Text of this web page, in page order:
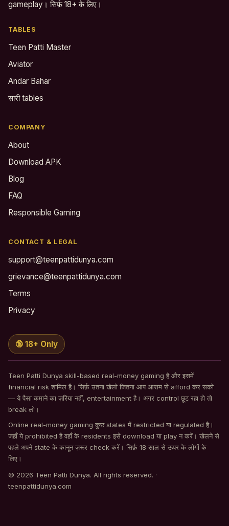
gameplay। सिर्फ़ 18+ के लिए।
TABLES
Teen Patti Master
Aviator
Andar Bahar
सारी tables
COMPANY
About
Download APK
Blog
FAQ
Responsible Gaming
CONTACT & LEGAL
support@teenpattidunya.com
grievance@teenpattidunya.com
Terms
Privacy
🔞 18+ Only
Teen Patti Dunya skill-based real-money gaming है और इसमें
financial risk शामिल है। सिर्फ़ उतना खेलो जितना आप आराम से afford कर सको
— ये पैसा कमाने का ज़रिया नहीं, entertainment है। अगर control छूट रहा हो तो
break लो।
Online real-money gaming कुछ states में restricted या regulated है।
जहाँ ये prohibited है वहाँ के residents इसे download या play न करें। खेलने से
पहले अपने state के कानून ज़रूर check करें। सिर्फ़ 18 साल से ऊपर के लोगों के
लिए।
© 2026 Teen Patti Dunya. All rights reserved. ·
teenpattidunya.com